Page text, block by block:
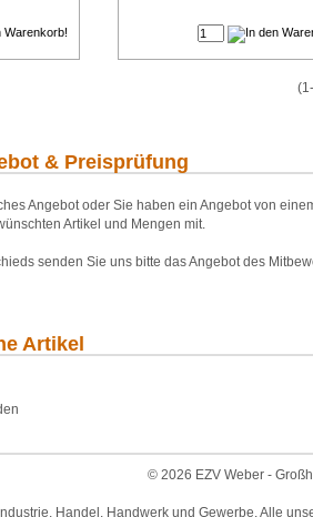
& Preisprüfung
Angebot oder Sie haben ein Angebot von
Artikel und Mengen mit.
senden Sie uns bitte das Angebot des
Artikel
© 2026 EZV Weber -
Handel, Handwerk und Gewerbe. Alle